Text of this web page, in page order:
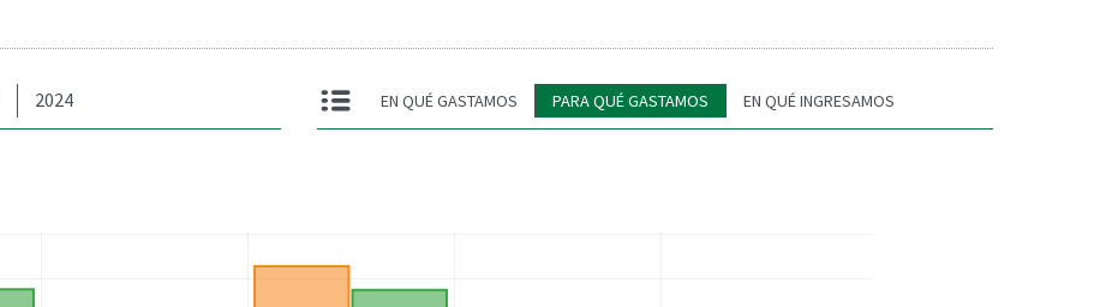
2024 EN QUÉ GASTAMOS PARA QUÉ GASTAMOS EN QUÉ INGRESAMOS